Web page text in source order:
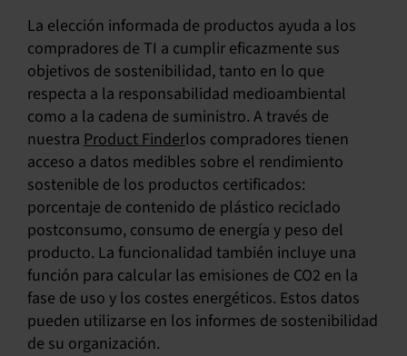
La elección informada de productos ayuda a los
compradores de TI a cumplir eficazmente sus
objetivos de sostenibilidad, tanto en lo que
respecta a la responsabilidad medioambiental
como a la cadena de suministro. A través de
nuestra Product Finderlos compradores tienen
acceso a datos medibles sobre el rendimiento
sostenible de los productos certificados:
porcentaje de contenido de plástico reciclado
postconsumo, consumo de energía y peso del
producto. La funcionalidad también incluye una
función para calcular las emisiones de CO2 en la
fase de uso y los costes energéticos. Estos datos
pueden utilizarse en los informes de sostenibilidad
de su organización.